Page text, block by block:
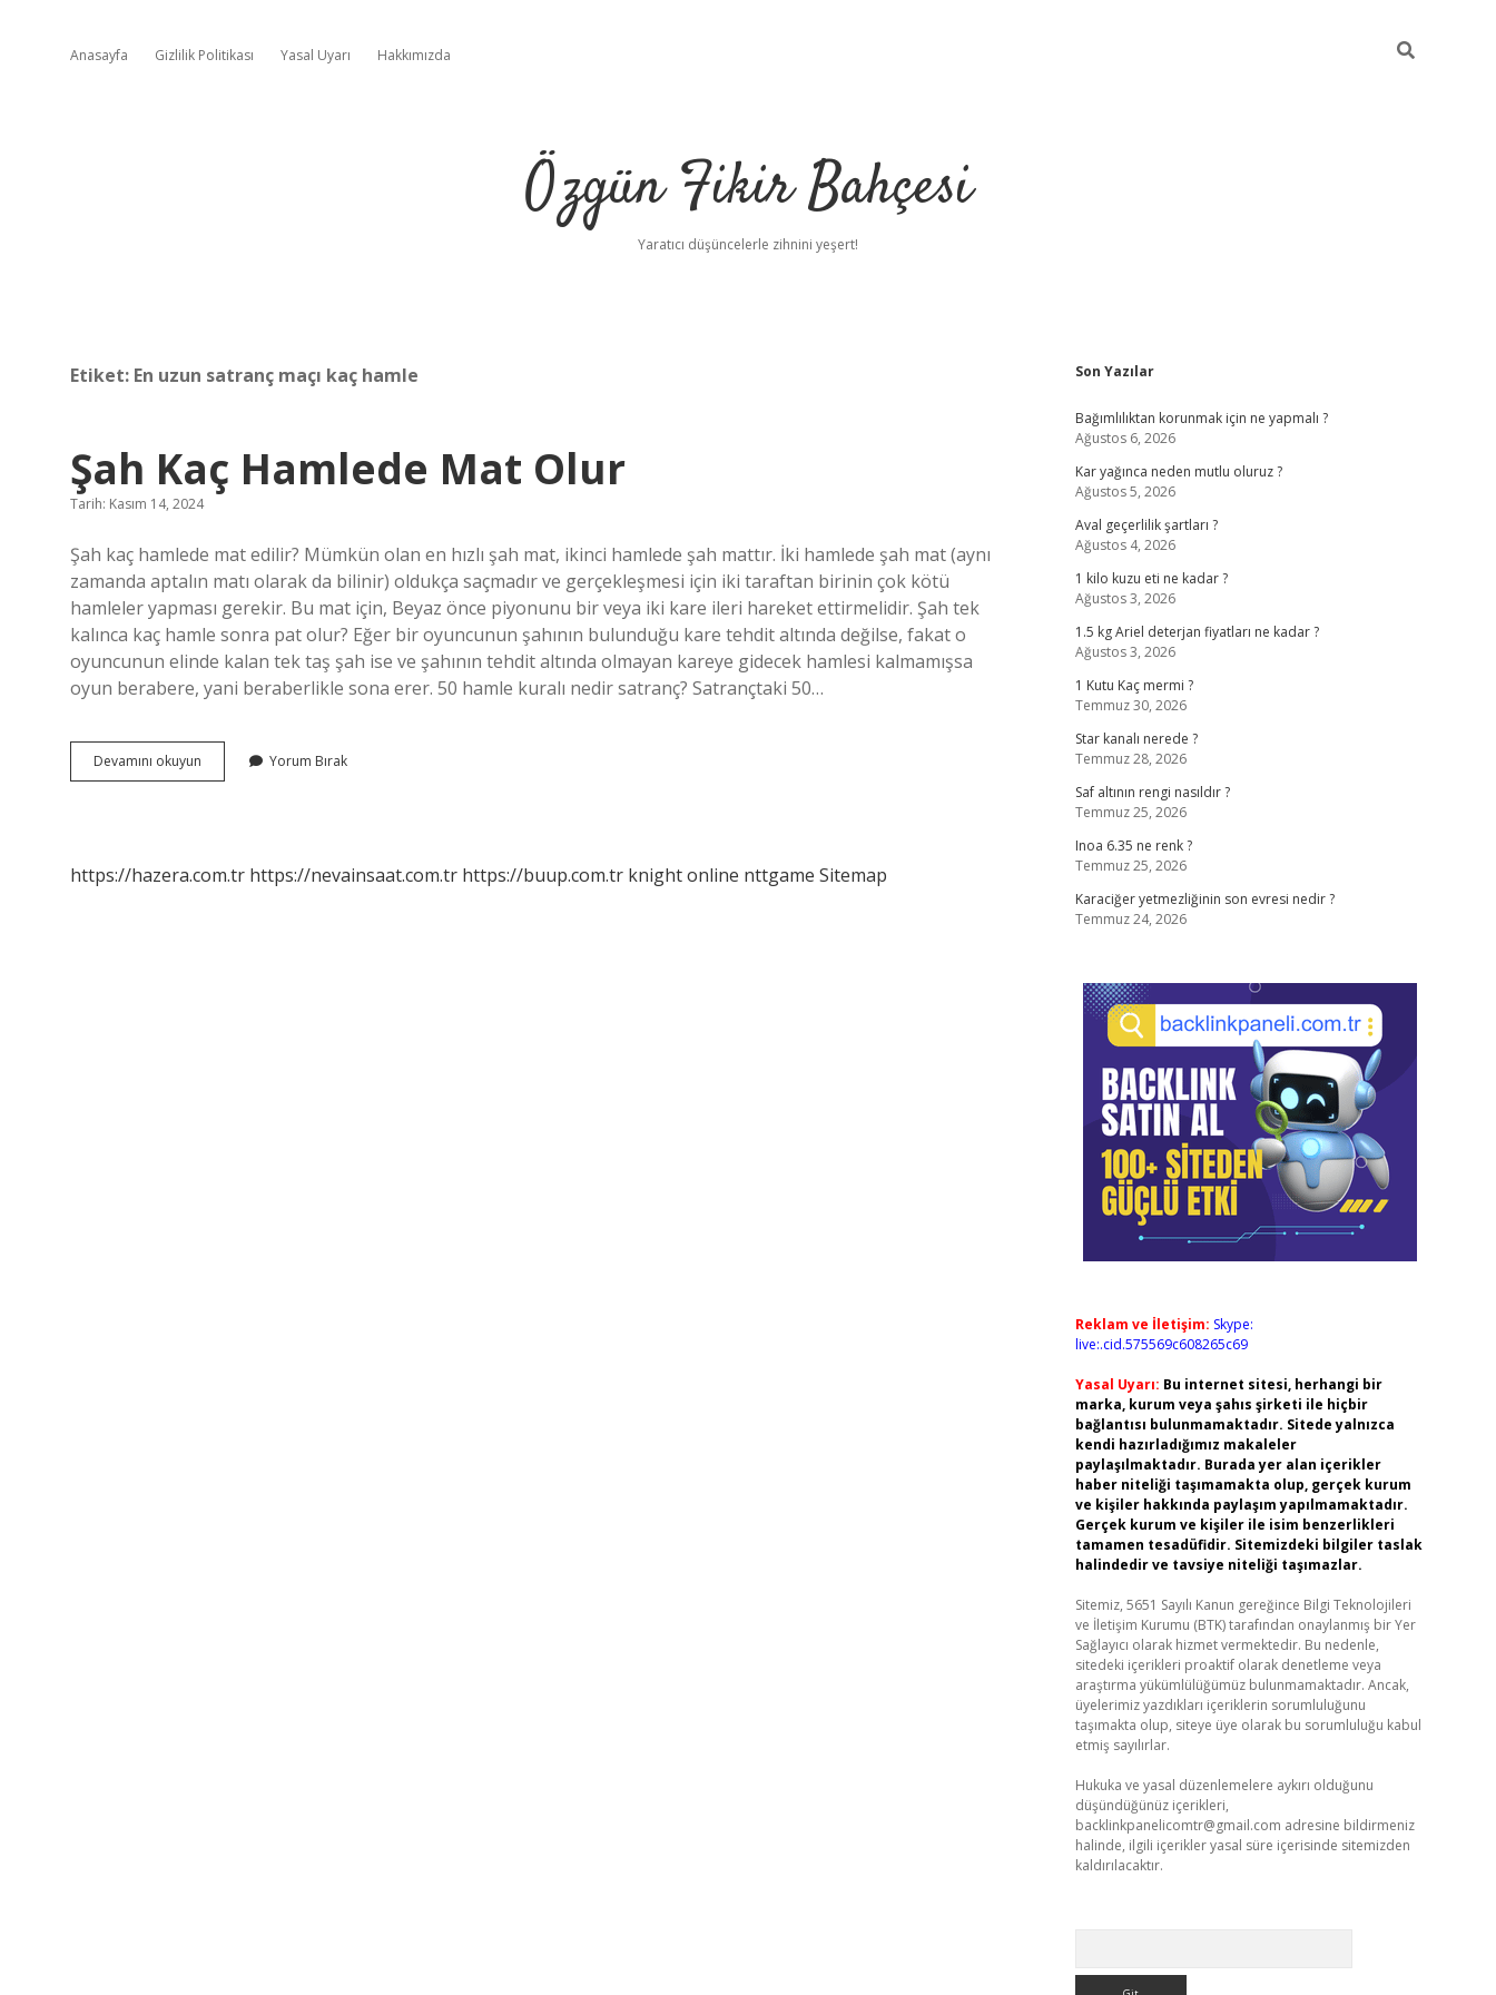
Anasayfa Gizlilik Politikası Yasal Uyarı Hakkımızda
Özgün Fikir Bahçesi
Yaratıcı düşüncelerle zihnini yeşert!
Etiket: En uzun satranç maçı kaç hamle
Şah Kaç Hamlede Mat Olur
Tarih: Kasım 14, 2024
Şah kaç hamlede mat edilir? Mümkün olan en hızlı şah mat, ikinci hamlede şah mattır. İki hamlede şah mat (aynı
zamanda aptalın matı olarak da bilinir) oldukça saçmadır ve gerçekleşmesi için iki taraftan birinin çok kötü
hamleler yapması gerekir. Bu mat için, Beyaz önce piyonunu bir veya iki kare ileri hareket ettirmelidir. Şah tek
kalınca kaç hamle sonra pat olur? Eğer bir oyuncunun şahının bulunduğu kare tehdit altında değilse, fakat o
oyuncunun elinde kalan tek taş şah ise ve şahının tehdit altında olmayan kareye gidecek hamlesi kalmamışsa
oyun berabere, yani beraberlikle sona erer. 50 hamle kuralı nedir satranç? Satrançtaki 50…
Devamını okuyun
Kaç
Yorum Bırak
https://hazera.com.tr https://nevainsaat.com.tr https://buup.com.tr knight online nttgame Sitemap
Sidebar
Son Yazılar
Bağımlılıktan korunmak için ne yapmalı ?
Ağustos 6, 2026
Kar yağınca neden mutlu oluruz ?
Ağustos 5, 2026
Aval geçerlilik şartları ?
Ağustos 4, 2026
1 kilo kuzu eti ne kadar ?
Ağustos 3, 2026
1.5 kg Ariel deterjan fiyatları ne kadar ?
Ağustos 3, 2026
1 Kutu Kaç mermi ?
Temmuz 30, 2026
Star kanalı nerede ?
Temmuz 28, 2026
Saf altının rengi nasıldır ?
Temmuz 25, 2026
Inoa 6.35 ne renk ?
Temmuz 25, 2026
Karaciğer yetmezliğinin son evresi nedir ?
Temmuz 24, 2026
Reklam ve İletişim: Skype:
live:.cid.575569c608265c69
Yasal Uyarı: Bu internet sitesi, herhangi bir
marka, kurum veya şahıs şirketi ile hiçbir
bağlantısı bulunmamaktadır. Sitede yalnızca
kendi hazırladığımız makaleler
paylaşılmaktadır. Burada yer alan içerikler
haber niteliği taşımamakta olup, gerçek kurum
ve kişiler hakkında paylaşım yapılmamaktadır.
Gerçek kurum ve kişiler ile isim benzerlikleri
tamamen tesadüfidir. Sitemizdeki bilgiler taslak
halindedir ve tavsiye niteliği taşımazlar.
Sitemiz, 5651 Sayılı Kanun gereğince Bilgi Teknolojileri
ve İletişim Kurumu (BTK) tarafından onaylanmış bir Yer
Sağlayıcı olarak hizmet vermektedir. Bu nedenle,
sitedeki içerikleri proaktif olarak denetleme veya
araştırma yükümlülüğümüz bulunmamaktadır. Ancak,
üyelerimiz yazdıkları içeriklerin sorumluluğunu
taşımakta olup, siteye üye olarak bu sorumluluğu kabul
etmiş sayılırlar.
Hukuka ve yasal düzenlemelere aykırı olduğunu
düşündüğünüz içerikleri,
backlinkpanelicomtr@gmail.com adresine bildirmeniz
halinde, ilgili içerikler yasal süre içerisinde sitemizden
kaldırılacaktır.